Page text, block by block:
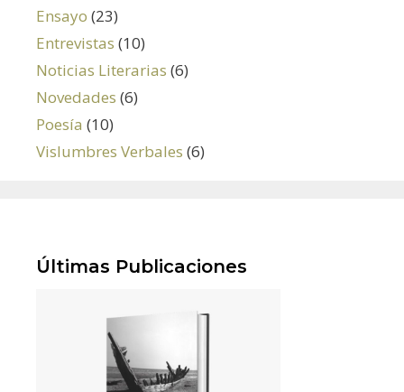
Ensayo (23)
Entrevistas (10)
Noticias Literarias (6)
Novedades (6)
Poesía (10)
Vislumbres Verbales (6)
Últimas Publicaciones